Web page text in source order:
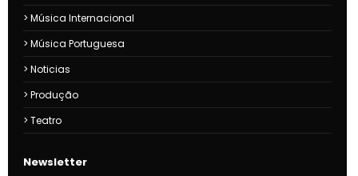
Música Internacional
Música Portuguesa
Noticias
Produção
Teatro
Newsletter